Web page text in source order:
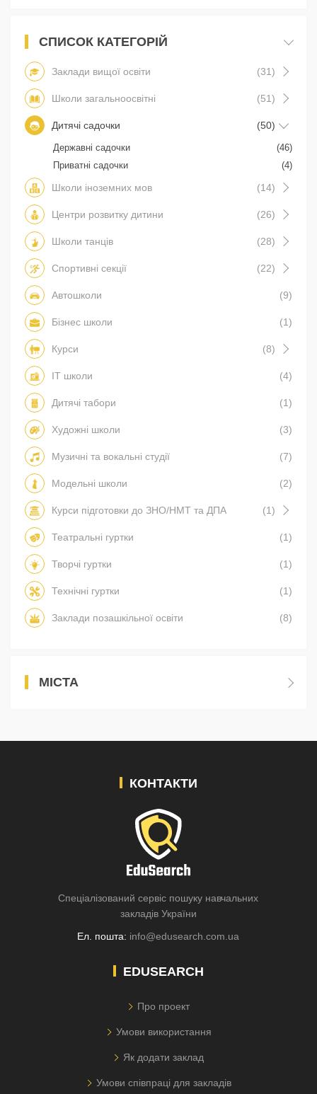
СПИСОК КАТЕГОРІЙ
Заклади вищої освіти (31)
Школи загальноосвітні (51)
Дитячі садочки (50)
Державні садочки
(46)
Приватні садочки
(4)
Школи іноземних мов (14)
Центри розвитку дитини (26)
Школи танців (28)
Спортивні секції (22)
Автошколи (9)
Бізнес школи (1)
Курси (8)
IT школи (4)
Дитячі табори (1)
Художні школи (3)
Музичні та вокальні студії (7)
Модельні школи (2)
Курси підготовки до ЗНО/НМТ та ДПА (1)
Театральні гуртки (1)
Творчі гуртки (1)
Технічні гуртки (1)
Заклади позашкільної освіти (8)
МІСТА
КОНТАКТИ
Спеціалізований сервіс пошуку навчальних
закладів України
Ел. пошта: info@edusearch.com.ua
EDUSEARCH
Про проект
Умови використання
Як додати заклад
Умови співпраці для закладів